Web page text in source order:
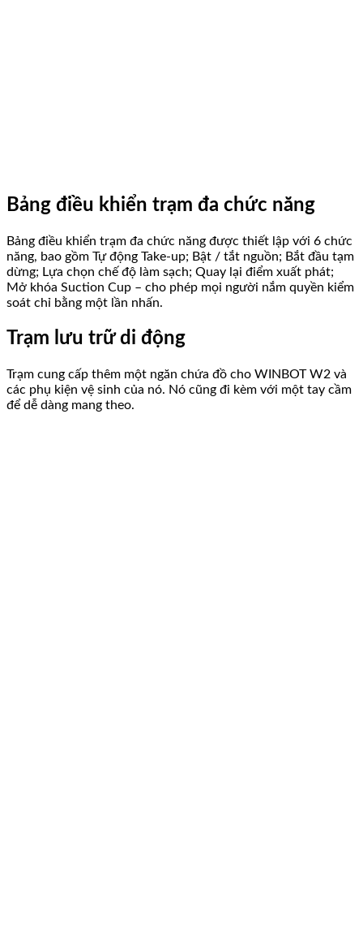
Bảng điều khiển trạm đa chức năng
Bảng điều khiển trạm đa chức năng được thiết lập với 6 chức
năng, bao gồm Tự động Take-up; Bật / tắt nguồn; Bắt đầu tạm
dừng; Lựa chọn chế độ làm sạch; Quay lại điểm xuất phát;
Mở khóa Suction Cup – cho phép mọi người nắm quyền kiểm
soát chỉ bằng một lần nhấn.
Trạm lưu trữ di động
Trạm cung cấp thêm một ngăn chứa đồ cho WINBOT W2 và
các phụ kiện vệ sinh của nó. Nó cũng đi kèm với một tay cầm
để dễ dàng mang theo.